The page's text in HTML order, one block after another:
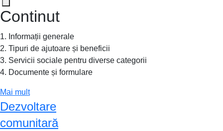
Continut
1. Informații generale
2. Tipuri de ajutoare și beneficii
3. Servicii sociale pentru diverse categorii
4. Documente și formulare
Mai mult
Dezvoltare
comunitară